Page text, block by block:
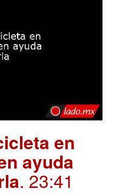
en
ayuda
. 23:41